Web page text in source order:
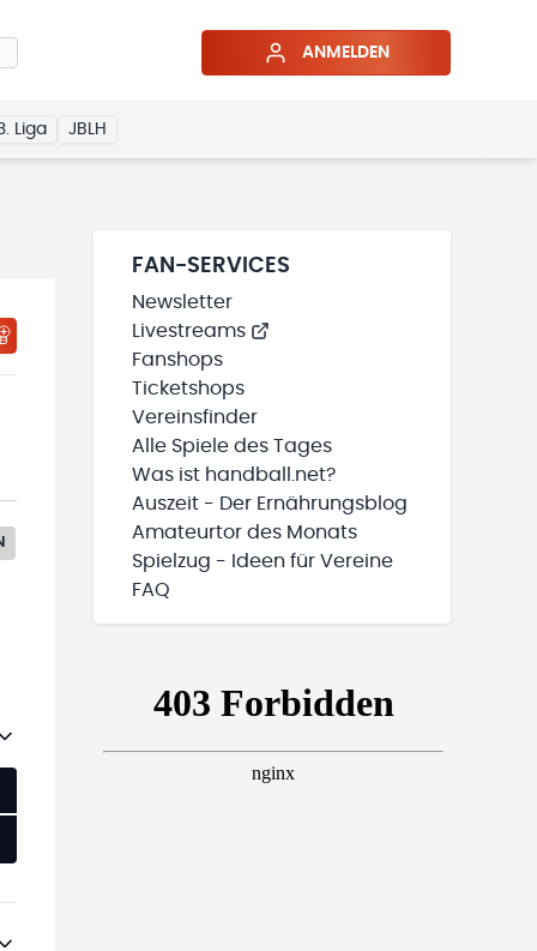
ANMELDEN
Liga JBLH
FAN-SERVICES
Newsletter
Livestreams
Fanshops
Ticketshops
Vereinsfinder
Alle Spiele des Tages
Was ist handball.net?
Auszeit - Der Ernährungsblog
Amateurtor des Monats
Spielzug - Ideen für Vereine
FAQ